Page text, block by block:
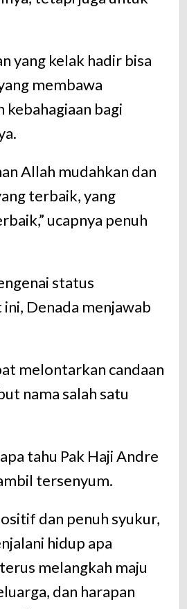
yang kelak hadir bisa
membawa
kebahagiaan bagi
Allah mudahkan dan
terbaik, yang
ucapnya penuh
status
ini, Denada menjawab
melontarkan candaan
nama salah satu
tahu Pak Haji Andre
tersenyum.
dan penuh syukur,
hidup apa
melangkah maju
dan harapan